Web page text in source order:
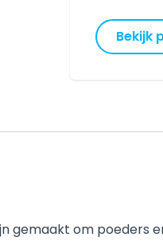
product
Bekijk
gemaakt om poeders